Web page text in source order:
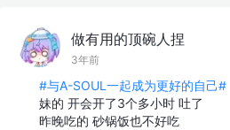
做有用的顶碗人捏
3年前
#与A-SOUL一起成为更好的自己#
妹的 开会开了3个多小时 吐了
昨晚吃的 砂锅饭也不好吃